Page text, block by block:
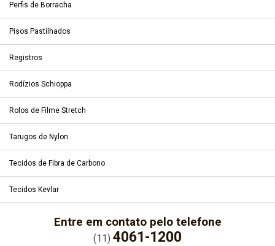
Perfis de Borracha
Pisos Pastilhados
Registros
Rodízios Schioppa
Rolos de Filme Stretch
Tarugos de Nylon
Tecidos de Fibra de Carbono
Tecidos Kevlar
Entre em contato pelo telefone
(11) 4061-1200